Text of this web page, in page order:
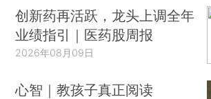
创新药再活跃，龙头上调全年
业绩指引｜医药股周报
2026年08月09日
心智｜教孩子真正阅读